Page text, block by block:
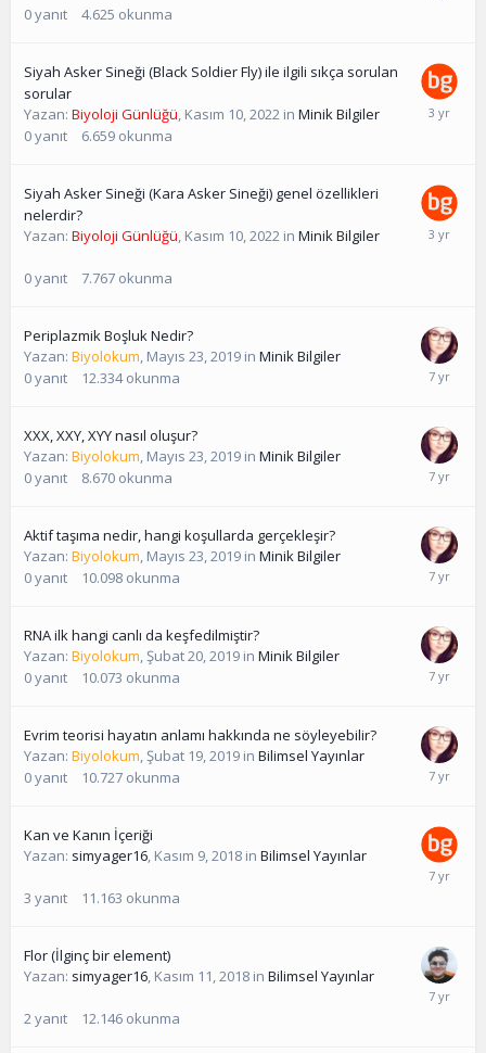
0yanıt 4.625 okunma
Siyah Asker Sineği (Black Soldier Fly) ile ilgili sıkça sorulan
sorular
Yazan: Biyoloji Günlüğü, Kasım 10, 2022 in Minik Bilgiler
0yanıt 6.659 okunma
Siyah Asker Sineği (Kara Asker Sineği) genel özellikleri
nelerdir?
Yazan: Biyoloji Günlüğü, Kasım 10, 2022 in Minik Bilgiler
0yanıt 7.767 okunma
Periplazmik Boşluk Nedir?
Yazan: Biyolokum, Mayıs 23, 2019 in Minik Bilgiler
0yanıt 12.334 okunma
XXX, XXY, XYY nasıl oluşur?
Yazan: Biyolokum, Mayıs 23, 2019 in Minik Bilgiler
0yanıt 8.670 okunma
Aktif taşıma nedir, hangi koşullarda gerçekleşir?
Yazan: Biyolokum, Mayıs 23, 2019 in Minik Bilgiler
0yanıt 10.098 okunma
RNA ilk hangi canlı da keşfedilmiştir?
Yazan: Biyolokum,Şubat 20, 2019 in Minik Bilgiler
0yanıt 10.073 okunma
Evrim teorisi hayatın anlamı hakkında ne söyleyebilir?
Yazan: Biyolokum,Şubat 19, 2019 in Bilimsel Yayınlar
0yanıt 10.727 okunma
Kan ve Kanın İçeriği
Yazan: simyager16, Kasım 9, 2018 in Bilimsel Yayınlar
3 yanıt 11.163 okunma
Flor (İlginç bir element)
Yazan: simyager16, Kasım 11, 2018 in Bilimsel Yayınlar
2yanıt 12.146 okunma